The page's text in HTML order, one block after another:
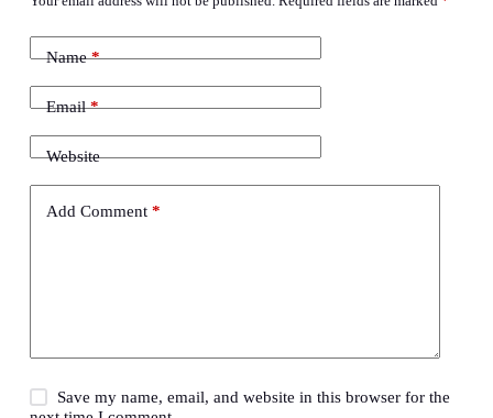
Name*
Email*
Website
Add Comment*
Save my name, email, and website in this browser for the